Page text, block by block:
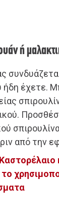
ή
έχετε.
από την
Καστορέλαιο